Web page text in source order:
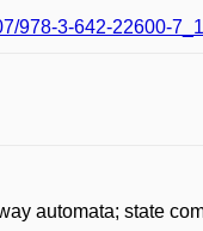
978-3-642-22600-
automata; state